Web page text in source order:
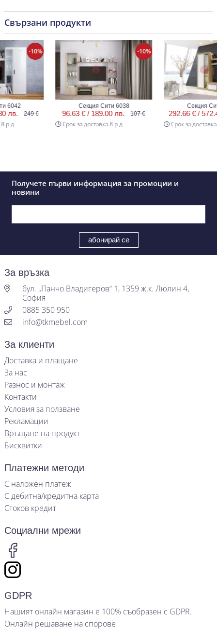
Свързани продукти
-10%
249 €
-10%
Секция Сити 6038
96.63 € /189.00 лв. 107 €
Срок за доставка 8 р.д
Секция Сити
292.66 € /572.40
Срок за доставка 8 р.д
Получете първи информация за промоции и
новини
За връзка
бул. „Панчо Владигеров“ 1, 1359 ж.к. Люлин 4,
София
0885 350 950
info@tkmebel.com
За клиенти
Доставка и плащане
За нас
Разнос и монтаж
Контакти
Условия за ползване
Рекламации
Връщане на продукт
Бисквитки
Платежни методи
С наложен платеж
С дебитна/кредитна карта
Стоков кредит
Социални мрежи
GDPR
Нашият онлайн магазин е 100% съобразен с GDPR.
Онлайн решаване на спорове